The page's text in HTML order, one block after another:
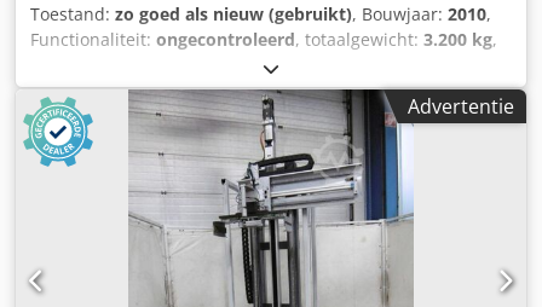
Toestand: zo goed als nieuw (gebruikt), Bouwjaar: 2010,
Functionaliteit: ongecontroleerd, totaalgewicht: 3.200 kg,
5-assige draaitafel met KUKA servomotoren Dsdpfx Asqy
Hnpofvekr
Advertentie